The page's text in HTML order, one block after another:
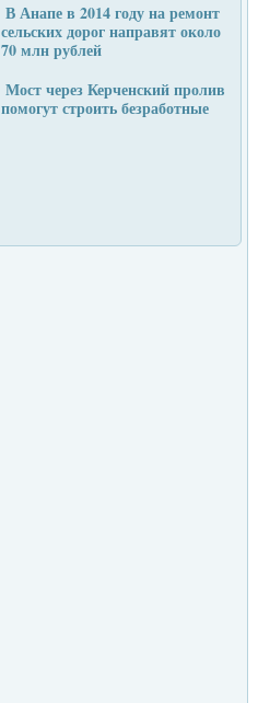
В Анапе в 2014 году на ремонт
сельских дорог направят около
70 млн рублей
Мост через Керченский пролив
помогут строить безработные